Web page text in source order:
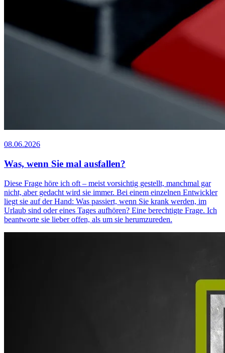
08.06.2026
Was, wenn Sie mal ausfallen?
Diese Frage höre ich oft – meist vorsichtig gestellt, manchmal gar
nicht, aber gedacht wird sie immer. Bei einem einzelnen Entwickler
liegt sie auf der Hand: Was passiert, wenn Sie krank werden, im
Urlaub sind oder eines Tages aufhören? Eine berechtigte Frage. Ich
beantworte sie lieber offen, als um sie herumzureden.